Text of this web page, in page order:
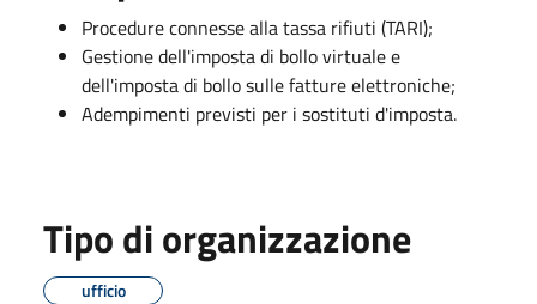
Procedure connesse alla tassa rifiuti (TARI);
Gestione dell'imposta di bollo virtuale e
dell'imposta di bollo sulle fatture elettroniche;
Adempimenti previsti per i sostituti d'imposta.
Tipo di organizzazione
ufficio